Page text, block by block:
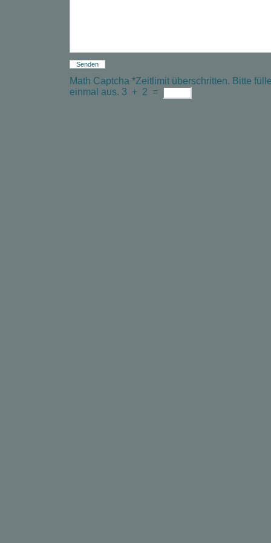
Math Captcha *Zeitlimit überschritten. Bitte
einmal aus. 3 + 2 =